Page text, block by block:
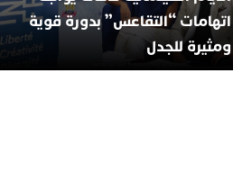
اتهامات “التقاعس” بدورة قوية
ومثيرة للجدل